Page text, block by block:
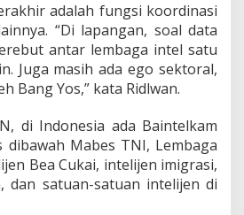
adalah fungsi koordinasi
“Di lapangan, soal data
antar lembaga intel satu
Juga masih ada ego sektoral,
Bang Yos,” kata Ridlwan.
ada Baintelkam
dibawah Mabes TNI, Lembaga
Bea Cukai, intelijen imigrasi,
dan satuan-satuan intelijen di